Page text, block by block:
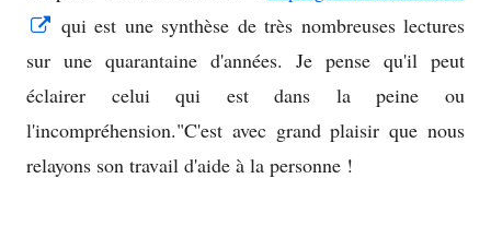
Opens
in
a
new
window
qui est une synthèse de très nombreuses lectures
sur une quarantaine d'années. Je pense qu'il peut
éclairer celui qui est dans la peine ou
l'incompréhension."C'est avec grand plaisir que nous
relayons son travail d'aide à la personne !